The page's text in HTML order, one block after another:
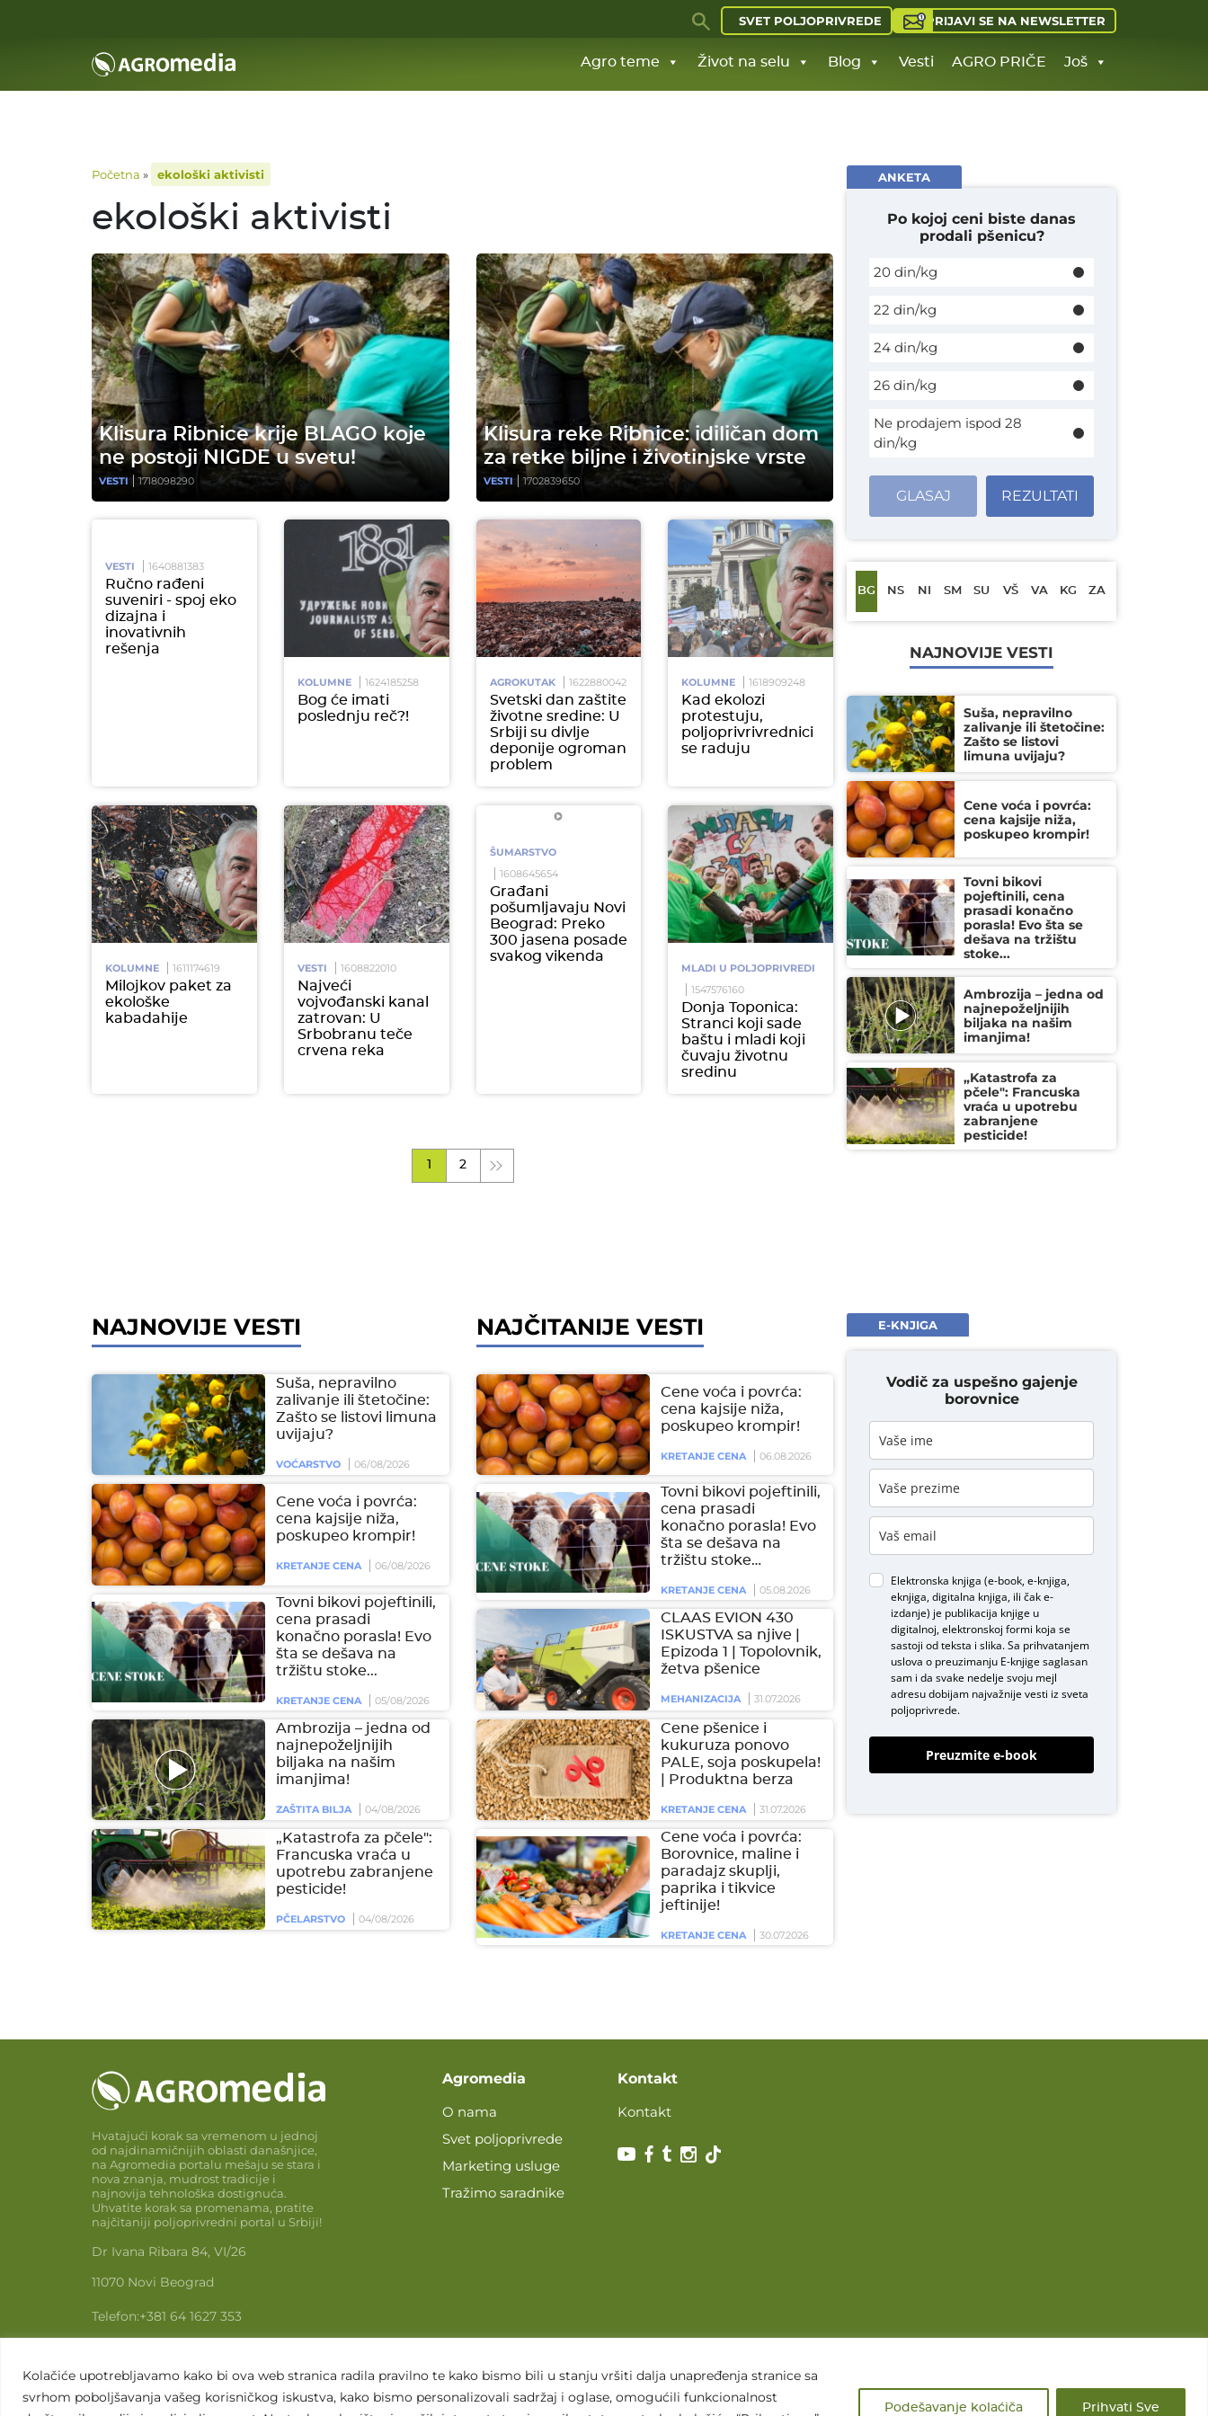
Kolačiće upotrebljavamo kako bi ova web stranica radila pravilno te kako bismo bili u stanju vršiti dalja unapređenja stranice sa
svrhom poboljšavanja vašeg korisničkog iskustva, kako bismo personalizovali sadržaj i oglase, omogućili funkcionalnost
Podešavanje kolaćiča Prihvati Sve
SVET POLJOPRIVREDE PRIJAVI SE NA NEWSLETTER
Agro teme Život na selu Blog Vesti AGRO PRIČE Još
Početna » ekološki aktivisti
ekološki aktivisti
Klisura Ribnice krije BLAGO koje
ne postoji NIGDE u svetu!
VESTI 1718098290
Klisura reke Ribnice: idiličan dom
za retke biljne i životinjske vrste
VESTI 1702839650
VESTI 1640881383
Ručno rađeni
suveniri - spoj eko
dizajna i
inovativnih
rešenja
KOLUMNE 1624185258
Bog će imati
poslednju reč?!
AGROKUTAK 1622880042
Svetski dan zaštite
životne sredine: U
Srbiji su divlje
deponije ogroman
problem
KOLUMNE 1618909248
Kad ekolozi
protestuju,
poljoprivrivrednici
se raduju
KOLUMNE 1611174619
Milojkov paket za
ekološke
kabadahije
VESTI 1608822010
Najveći
vojvođanski kanal
zatrovan: U
Srbobranu teče
crvena reka
ŠUMARSTVO
1608645654
Građani
pošumljavaju Novi
Beograd: Preko
300 jasena posade
svakog vikenda
MLADI U POLJOPRIVREDI
1547576160
Donja Toponica:
Stranci koji sade
baštu i mladi koji
čuvaju životnu
sredinu
2
ANKETA
Po kojoj ceni biste danas
prodali pšenicu?
20 din/kg
22 din/kg
24 din/kg
26 din/kg
Ne prodajem ispod 28
din/kg
GLASAJ REZULTATI
BG NS NI SM SU VŠ VA KG ZA
NAJNOVIJE VESTI
Suša, nepravilno
zalivanje ili štetočine:
Zašto se listovi
limuna uvijaju?
Cene voća i povrća:
cena kajsije niža,
poskupeo krompir!
Tovni bikovi
pojeftinili, cena
prasadi konačno
porasla! Evo šta se
dešava na tržištu
stoke...
Ambrozija – jedna od
najnepoželjnijih
biljaka na našim
imanjima!
„Katastrofa za
pčele": Francuska
vraća u upotrebu
zabranjene
pesticide!
NAJNOVIJE VESTI
Suša, nepravilno
zalivanje ili štetočine:
Zašto se listovi limuna
uvijaju?
VOĆARSTVO 06/08/2026
Cene voća i povrća:
cena kajsije niža,
poskupeo krompir!
KRETANJE CENA 06/08/2026
Tovni bikovi pojeftinili,
cena prasadi
konačno porasla! Evo
šta se dešava na
tržištu stoke...
KRETANJE CENA 05/08/2026
Ambrozija – jedna od
najnepoželjnijih
biljaka na našim
imanjima!
ZAŠTITA BILJA 04/08/2026
„Katastrofa za pčele":
Francuska vraća u
upotrebu zabranjene
pesticide!
PČELARSTVO 04/08/2026
NAJČITANIJE VESTI
Cene voća i povrća:
cena kajsije niža,
poskupeo krompir!
KRETANJE CENA 06.08.2026
Tovni bikovi pojeftinili,
cena prasadi
konačno porasla! Evo
šta se dešava na
tržištu stoke…
KRETANJE CENA 05.08.2026
CLAAS EVION 430
ISKUSTVA sa njive |
Epizoda 1 | Topolovnik,
žetva pšenice
MEHANIZACIJA 31.07.2026
Cene pšenice i
kukuruza ponovo
PALE, soja poskupela!
| Produktna berza
KRETANJE CENA 31.07.2026
Cene voća i povrća:
Borovnice, maline i
paradajz skuplji,
paprika i tikvice
jeftinije!
KRETANJE CENA 30.07.2026
E-KNJIGA
Vodič za uspešno gajenje
borovnice
Elektronska knjiga (e-book, e-knjiga,
eknjiga, digitalna knjiga, ili čak e-
izdanje) je publikacija knjige u
digitalnoj, elektronskoj formi koja se
sastoji od teksta i slika. Sa prihvatanjem
uslova o preuzimanju E-knjigesaglasan
sam i da svake nedelje svoju mejl
adresu dobijam najvažnije vesti iz sveta
poljoprivrede.
Preuzmite e-book
Hvatajući korak sa vremenom u jednoj
od najdinamičnijih oblasti današnjice,
na Agromedia portalu mešaju se stara i
nova znanja, mudrost tradicije i
najnovija tehnološka dostignuća.
Uhvatite korak sa promenama, pratite
najčitaniji poljoprivredni portal u Srbiji!
Dr Ivana Ribara 84, VI/26
11070 Novi Beograd
Telefon:+381 64 1627 353
www.agromedia.rs
Agromedia
O nama
Svet poljoprivrede
Marketing usluge
Tražimo saradnike
Kontakt
Kontakt